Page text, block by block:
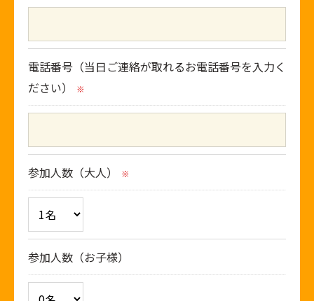
当社では、お客様の個人情報の開示･訂正･削
す。
ご本人である事を確認のうえ、対応させて頂き
ます。
個人情報の開示･訂正･削除・利用停止の具体的
い。
電話番号（当日ご連絡が取れるお電話番号を入力く
ださい）
※
参加人数（大人） ※
参加人数（お子様）